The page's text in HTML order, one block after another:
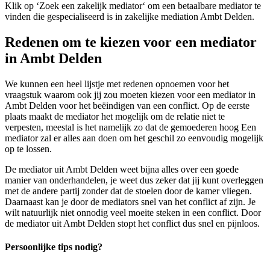
Klik op ‘Zoek een zakelijk mediator‘ om een betaalbare mediator te
vinden die gespecialiseerd is in zakelijke mediation Ambt Delden.
Redenen om te kiezen voor een mediator
in Ambt Delden
We kunnen een heel lijstje met redenen opnoemen voor het
vraagstuk waarom ook jij zou moeten kiezen voor een mediator in
Ambt Delden voor het beëindigen van een conflict. Op de eerste
plaats maakt de mediator het mogelijk om de relatie niet te
verpesten, meestal is het namelijk zo dat de gemoederen hoog Een
mediator zal er alles aan doen om het geschil zo eenvoudig mogelijk
op te lossen.
De mediator uit Ambt Delden weet bijna alles over een goede
manier van onderhandelen, je weet dus zeker dat jij kunt overleggen
met de andere partij zonder dat de stoelen door de kamer vliegen.
Daarnaast kan je door de mediators snel van het conflict af zijn. Je
wilt natuurlijk niet onnodig veel moeite steken in een conflict. Door
de mediator uit Ambt Delden stopt het conflict dus snel en pijnloos.
Persoonlijke tips nodig?